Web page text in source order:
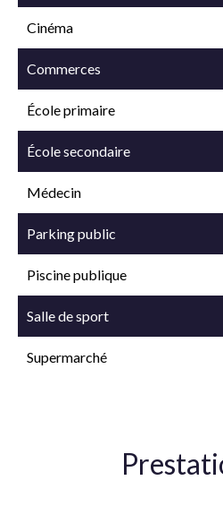
Cinéma
Commerces
École primaire
École secondaire
Médecin
Parking public
Piscine publique
Salle de sport
Supermarché